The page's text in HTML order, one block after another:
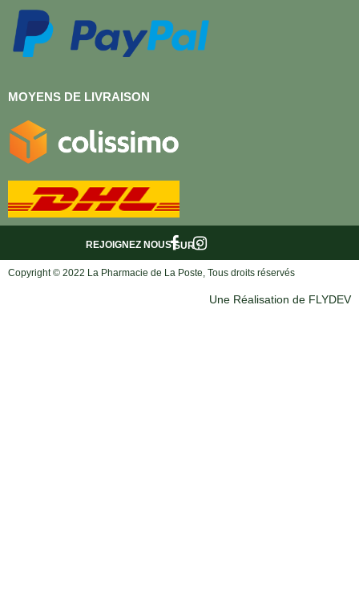
MOYENS DE LIVRAISON
SUR :
REJOIGNEZ NOUS
Copyright © 2022 La Pharmacie de La Poste, Tous droits réservés
Une Réalisation de FLYDEV